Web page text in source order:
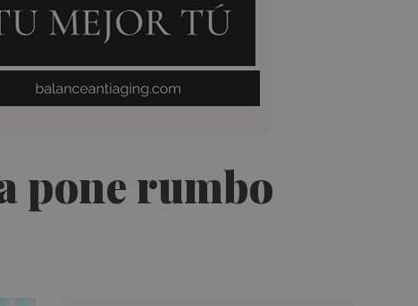
pone rumbo